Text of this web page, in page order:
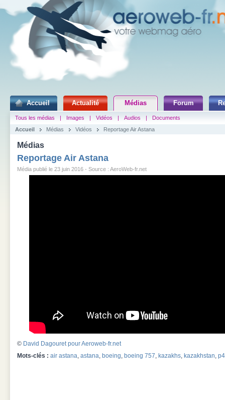
Accueil Actualité Médias Forum
Tous les médias | Images | Vidéos | Audios |
Documents
Accueil
Médias Vidéos Reportage Air Astana
Médias
Reportage Air Astana
Média publié le 23 juin 2016 - Source : AeroWeb-fr.net
© David Dagouret pour Aeroweb-fr.net
Mots-clés : air astana, astana, boeing, boeing 757, kazakhs, kazakhstan,